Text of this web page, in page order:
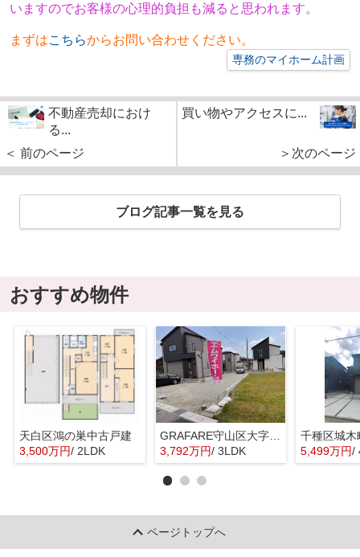
いますのでお客様の心理的負担も減ると思われます。
まずはこちらからお問い合わせください。
専務のマイホーム計画
不動産売却におけ
る...
＜ 前のページ
買い物やアクセスに...
＞次のページ
ブログ記事一覧を見る
おすすめ物件
天白区鴻の巣中古戸建
3,500万円/ 2LDK
GRAFARE守山区大字上志段味6期4棟【仲介手数料無料 上志段味東小 志段味中】
3,792万円/ 3LDK
千種区城木
5,499万円/
ページトップへ